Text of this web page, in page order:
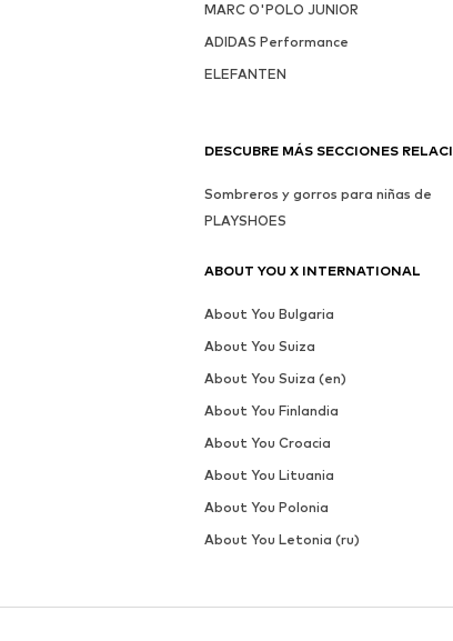
MARC O'POLO JUNIOR
ADIDAS Performance
ELEFANTEN
DESCUBRE MÁS SECCIONES
Sombreros y gorros para niñas de
PLAYSHOES
ABOUT YOU X INTERNATIONAL
About You Bulgaria
About You Suiza
About You Suiza (en)
About You Finlandia
About You Croacia
About You Lituania
About You Polonia
About You Letonia (ru)